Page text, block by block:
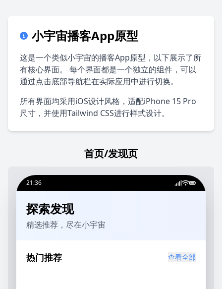
小宇宙播客App原型
这是一个类似小宇宙的播客App原型，以下展示了所
有核心界面。 每个界面都是一个独立的组件，可以
通过点击底部导航栏在实际应用中进行切换。
所有界面均采用iOS设计风格，适配iPhone 15 Pro
尺寸，并使用Tailwind CSS进行样式设计。
首页/发现页
21:36
探索发现
精选推荐，尽在小宇宙
热门推荐 查看全部